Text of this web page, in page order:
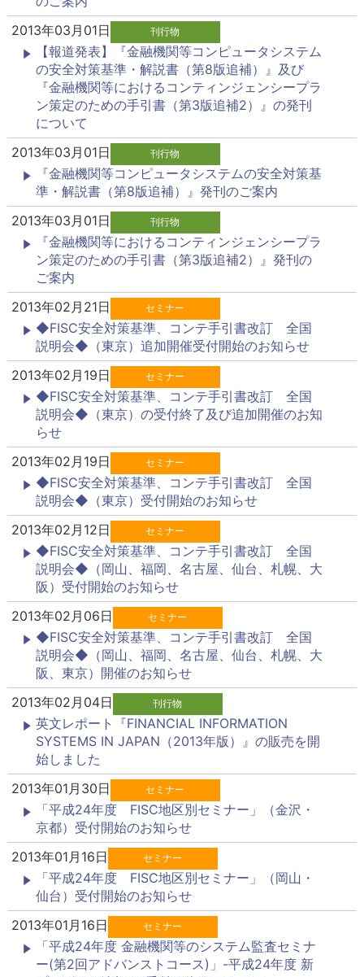
2013年03月01日
刊行物
【報道発表】『金融機関等コンピュータシステム
の安全対策基準・解説書（第8版追補）』及び
『金融機関等におけるコンティンジェンシープラ
ン策定のための手引書（第3版追補2）』の発刊
について
2013年03月01日
刊行物
『金融機関等コンピュータシステムの安全対策基
準・解説書（第8版追補）』発刊のご案内
2013年03月01日
刊行物
『金融機関等におけるコンティンジェンシープラ
ン策定のための手引書（第3版追補2）』発刊の
ご案内
2013年02月21日
セミナー
◆FISC安全対策基準、コンテ手引書改訂 全国
説明会◆（東京）追加開催受付開始のお知らせ
2013年02月19日
セミナー
◆FISC安全対策基準、コンテ手引書改訂 全国
説明会◆（東京）の受付終了及び追加開催のお知
らせ
2013年02月19日
セミナー
◆FISC安全対策基準、コンテ手引書改訂 全国
説明会◆（東京）受付開始のお知らせ
2013年02月12日
セミナー
◆FISC安全対策基準、コンテ手引書改訂 全国
説明会◆（岡山、福岡、名古屋、仙台、札幌、大
阪）受付開始のお知らせ
2013年02月06日
セミナー
◆FISC安全対策基準、コンテ手引書改訂 全国
説明会◆（岡山、福岡、名古屋、仙台、札幌、大
阪、東京）開催のお知らせ
2013年02月04日
刊行物
英文レポート『FINANCIAL INFORMATION
SYSTEMS IN JAPAN（2013年版）』の販売を開
始しました
2013年01月30日
セミナー
「平成24年度 FISC地区別セミナー」（金沢・
京都）受付開始のお知らせ
2013年01月16日
セミナー
「平成24年度 FISC地区別セミナー」（岡山・
仙台）受付開始のお知らせ
2013年01月16日
セミナー
「平成24年度 金融機関等のシステム監査セミナ
ー(第2回アドバンストコース)」-平成24年度 新